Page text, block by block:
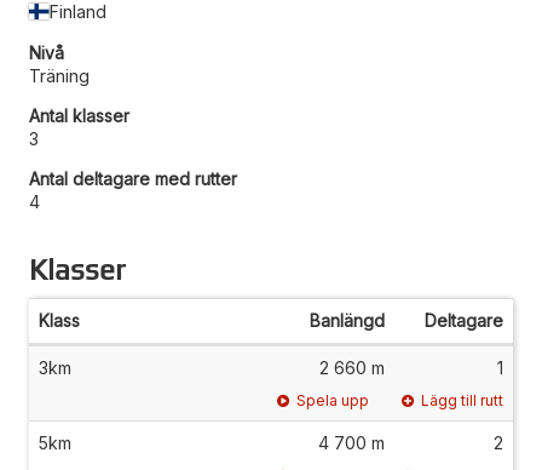
Finland
Nivå
Träning
Antal klasser
3
Antal deltagare med rutter
4
Klasser
Klass Banlängd Deltagare
3km 2 660 m 1
Spela upp Lägg till rutt
5km 4 700 m 2